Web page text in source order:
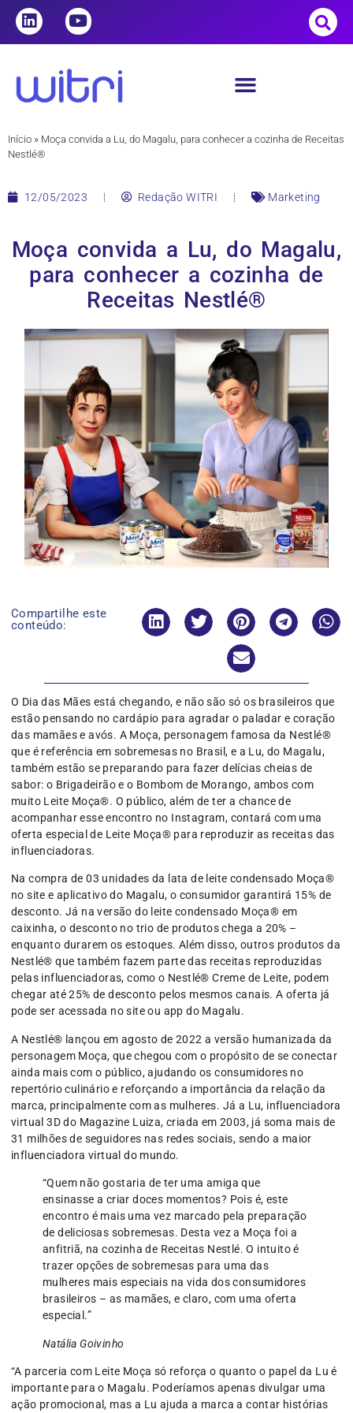
Início » Moça convida a Lu, do Magalu, para conhecer a cozinha de Receitas
Nestlé®
12/05/2023 Redação WITRI Marketing
Moça convida a Lu, do Magalu,
para conhecer a cozinha de
Receitas Nestlé®
Compartilhe este
conteúdo:
O Dia das Mães está chegando, e não são só os brasileiros que
estão pensando no cardápio para agradar o paladar e coração
das mamães e avós. A Moça, personagem famosa da Nestlé®
que é referência em sobremesas no Brasil, e a Lu, do Magalu,
também estão se preparando para fazer delícias cheias de
sabor: o Brigadeirão e o Bombom de Morango, ambos com
muito Leite Moça®. O público, além de ter a chance de
acompanhar esse encontro no Instagram, contará com uma
oferta especial de Leite Moça® para reproduzir as receitas das
influenciadoras.
Na compra de 03 unidades da lata de leite condensado Moça®
no site e aplicativo do Magalu, o consumidor garantirá 15% de
desconto. Já na versão do leite condensado Moça® em
caixinha, o desconto no trio de produtos chega a 20% –
enquanto durarem os estoques. Além disso, outros produtos da
Nestlé® que também fazem parte das receitas reproduzidas
pelas influenciadoras, como o Nestlé® Creme de Leite, podem
chegar até 25% de desconto pelos mesmos canais. A oferta já
pode ser acessada no site ou app do Magalu.
A Nestlé® lançou em agosto de 2022 a versão humanizada da
personagem Moça, que chegou com o propósito de se conectar
ainda mais com o público, ajudando os consumidores no
repertório culinário e reforçando a importância da relação da
marca, principalmente com as mulheres. Já a Lu, influenciadora
virtual 3D do Magazine Luiza, criada em 2003, já soma mais de
31 milhões de seguidores nas redes sociais, sendo a maior
influenciadora virtual do mundo.
“Quem não gostaria de ter uma amiga que
ensinasse a criar doces momentos? Pois é, este
encontro é mais uma vez marcado pela preparação
de deliciosas sobremesas. Desta vez a Moça foi a
anfitriã, na cozinha de Receitas Nestlé. O intuito é
trazer opções de sobremesas para uma das
mulheres mais especiais na vida dos consumidores
brasileiros – as mamães, e claro, com uma oferta
especial.”
Natália Goivinho
“A parceria com Leite Moça só reforça o quanto o papel da Lu é
importante para o Magalu. Poderíamos apenas divulgar uma
ação promocional, mas a Lu ajuda a marca a contar histórias